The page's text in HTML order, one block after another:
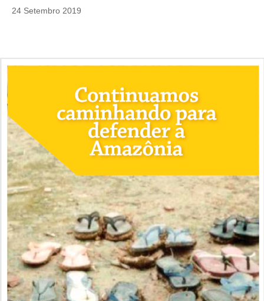
24 Setembro 2019